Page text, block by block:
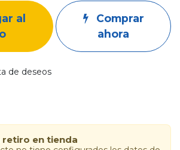
al
Comprar
ahora
de deseos
retiro en tienda